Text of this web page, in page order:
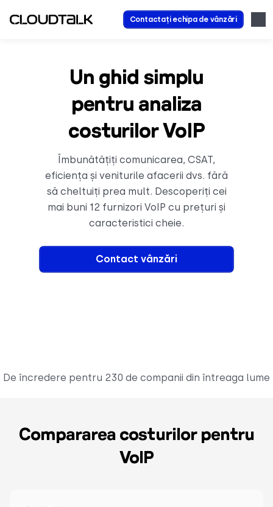
Contactați echipa de vânzări
Un ghid simplu
pentru analiza
costurilor VoIP
Îmbunătățiți comunicarea, CSAT,
eficiența și veniturile afacerii dvs. fără
să cheltuiți prea mult. Descoperiți cei
mai buni 12 furnizori VoIP cu prețuri și
caracteristici cheie.
Contact vânzări
De încredere pentru 230 de companii din întreaga lume
Compararea costurilor pentru
VoIP